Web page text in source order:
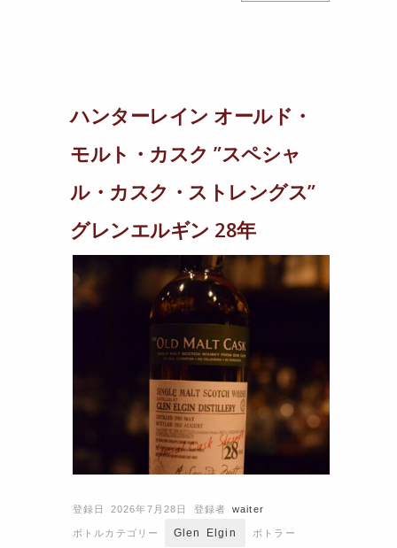
ハンターレイン オールド・
モルト・カスク ”スペシャ
ル・カスク・ストレングス”
グレンエルギン 28年
登録日 2026年7月28日 登録者 waiter
ボトルカテゴリー Glen Elgin ボトラー